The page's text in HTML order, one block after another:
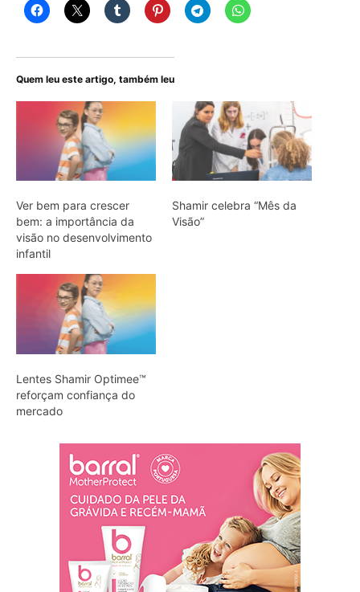
Quem leu este artigo, também leu
Ver bem para crescer
bem: a importância da
visão no desenvolvimento
infantil
Shamir celebra “Mês da
Visão”
Lentes Shamir Optimee™
reforçam confiança do
mercado